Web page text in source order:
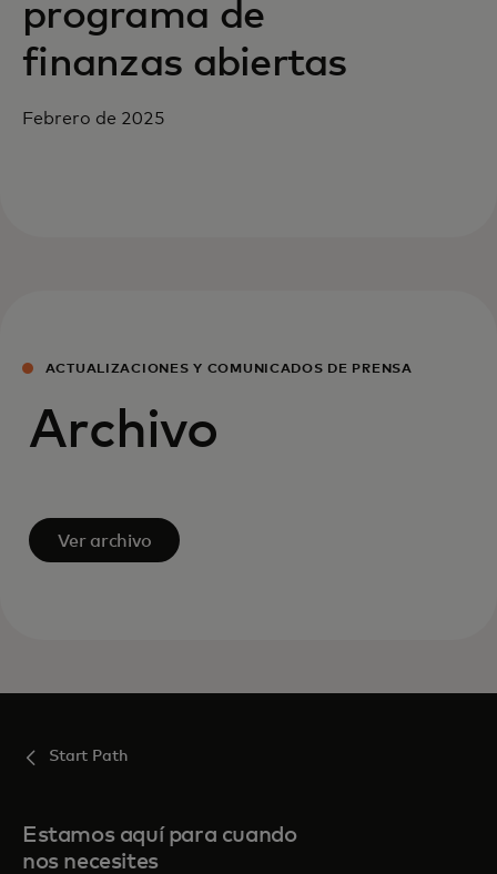
programa de
finanzas abiertas
Febrero de 2025
ACTUALIZACIONES Y COMUNICADOS DE PRENSA
Archivo
Ver archivo
Start Path
Estamos aquí para cuando
nos necesites